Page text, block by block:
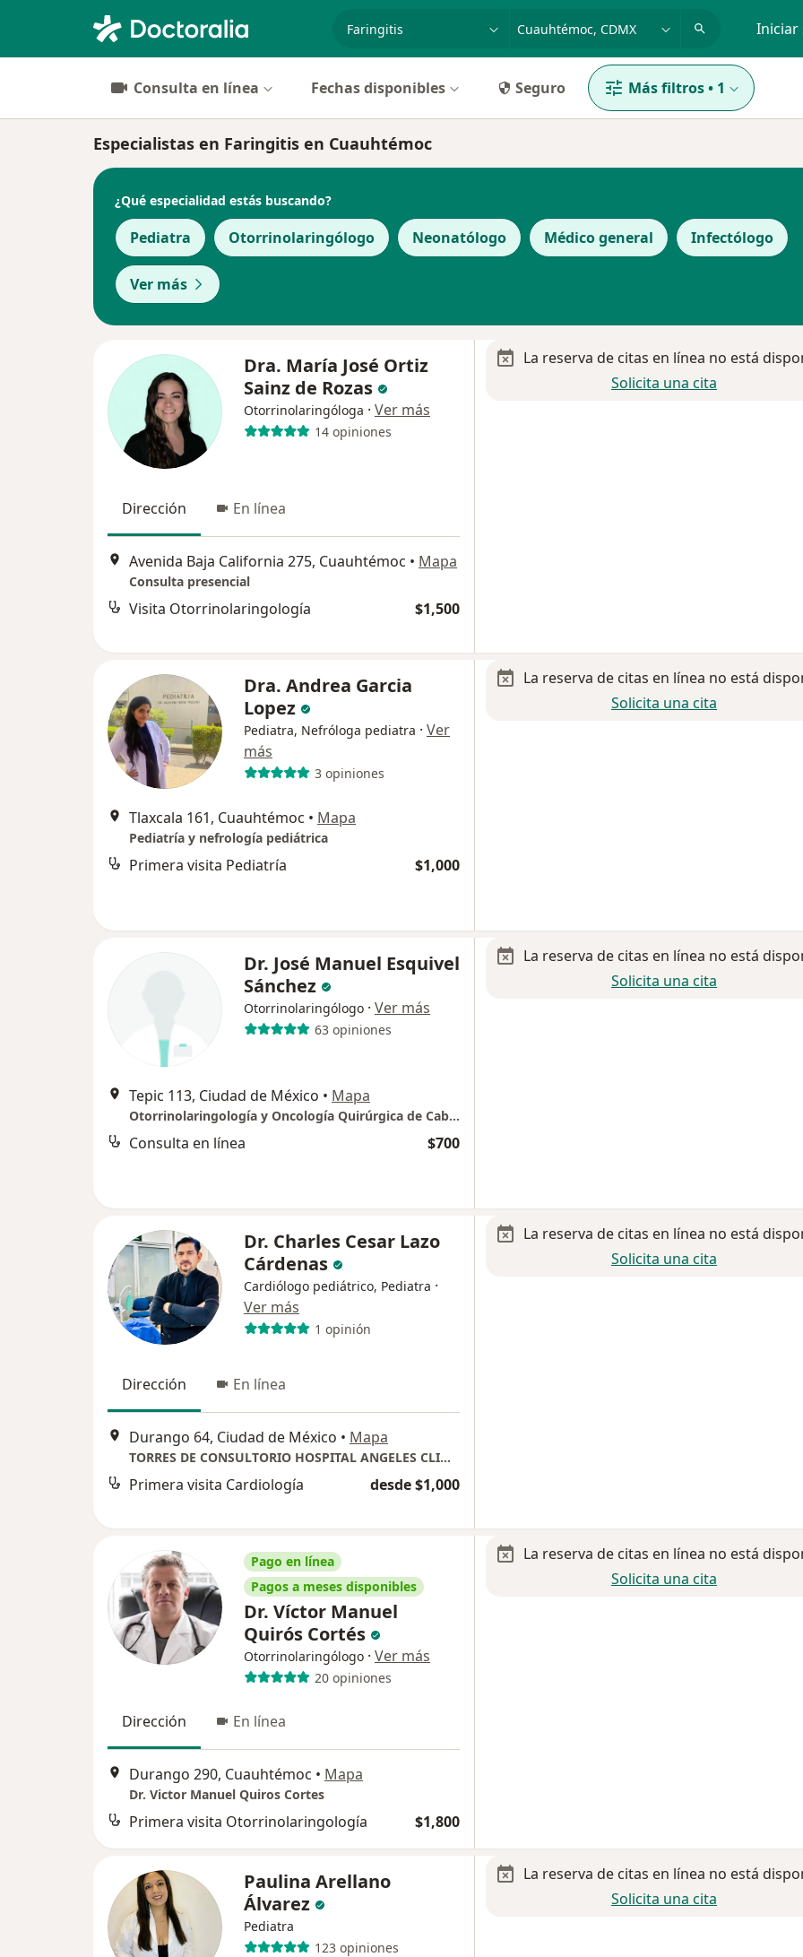
especialidad, enfermedad o nombre
p. ej. Guadalajara Iniciar
Consulta en línea Fechas disponibles Seguro Más filtros• 1
Especialistas en Faringitis en Cuauhtémoc
¿Qué especialidad estás buscando?
Pediatra Otorrinolaringólogo Neonatólogo Médico general Infectólogo
Ver más
Dra. María José Ortiz
Sainz de Rozas
Otorrinolaringóloga · Ver más
14 opiniones
Dirección En línea
Avenida Baja California 275, Cuauhtémoc • Mapa
Consulta presencial
Visita Otorrinolaringología $1,500
La reserva de citas en línea no está
Solicita una cita
Dra. Andrea Garcia
Lopez
Pediatra, Nefróloga pediatra · Ver
más
3 opiniones
Tlaxcala 161, Cuauhtémoc • Mapa
Pediatría y nefrología pediátrica
Primera visita Pediatría $1,000
La reserva de citas en línea no está
Solicita una cita
Dr. José Manuel Esquivel
Sánchez
Otorrinolaringólogo · Ver más
63 opiniones
Tepic 113, Ciudad de México • Mapa
Otorrinolaringología y Oncología Quirúrgica de Cabeza y Cuello
Consulta en línea $700
La reserva de citas en línea no está
Solicita una cita
Dr. Charles Cesar Lazo
Cárdenas
Cardiólogo pediátrico, Pediatra ·
Ver más
1 opinión
Dirección En línea
Durango 64, Ciudad de México • Mapa
TORRES DE CONSULTORIO HOSPITAL ANGELES CLINICA LONDRES
Primera visita Cardiología desde $1,000
La reserva de citas en línea no está
Solicita una cita
Pago en línea
Pagos a meses disponibles
Dr. Víctor Manuel
Quirós Cortés
Otorrinolaringólogo · Ver más
20 opiniones
Dirección En línea
Durango 290, Cuauhtémoc • Mapa
Dr. Victor Manuel Quiros Cortes
Primera visita Otorrinolaringología $1,800
La reserva de citas en línea no está
Solicita una cita
Paulina Arellano
Álvarez
Pediatra
123 opiniones
La reserva de citas en línea no está
Solicita una cita